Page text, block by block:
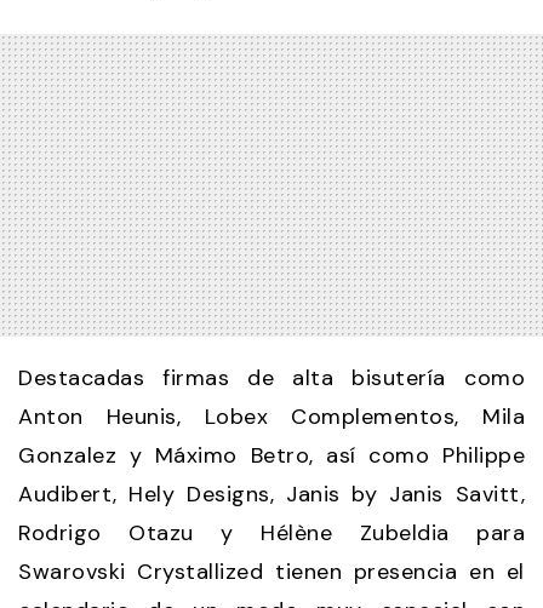
Destacadas firmas de alta bisutería como
Anton Heunis, Lobex Complementos, Mila
Gonzalez y Máximo Betro, así como Philippe
Audibert, Hely Designs, Janis by Janis Savitt,
Rodrigo Otazu y Hélène Zubeldia para
Swarovski Crystallized tienen presencia en el